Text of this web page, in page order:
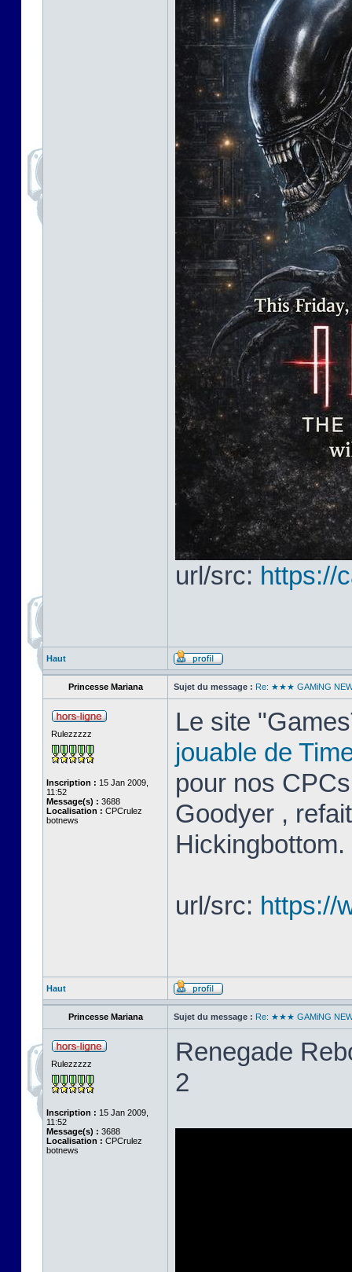
url/src: https://
Haut
Princesse Mariana Sujet du message : Re: ★★★ GAMiNG
Rulezzzzz
Inscription : 15 Jan 2009,
11:52
Message(s) : 3688
Localisation : CPCrulez
botnews
Le site
jouable de
pour nos
Goodyer ,
Hickingbottom.
url/src: https://
Haut
Princesse Mariana Sujet du message : Re: ★★★ GAMiNG
Rulezzzzz
Inscription : 15 Jan 2009,
11:52
Message(s) : 3688
Localisation : CPCrulez
botnews
Renegade
2